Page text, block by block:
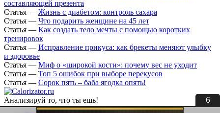
6
составляющей презента
Статья — Жизнь с диабетом: контроль сахара
Статья — Что подарить женщине на 45 лет
Статья — Как создать тело мечты с помощью коротких
тренировок
Статья — Исправление прикуса: как брекеты меняют улыбку
и здоровье
Статья — Миф о «широкой кости»: почему вес не уходит
Статья — Топ 5 ошибок при выборе перекусов
Статья — Сорок пять – баба ягодка опять!
Анализируй то, что ты ешь!